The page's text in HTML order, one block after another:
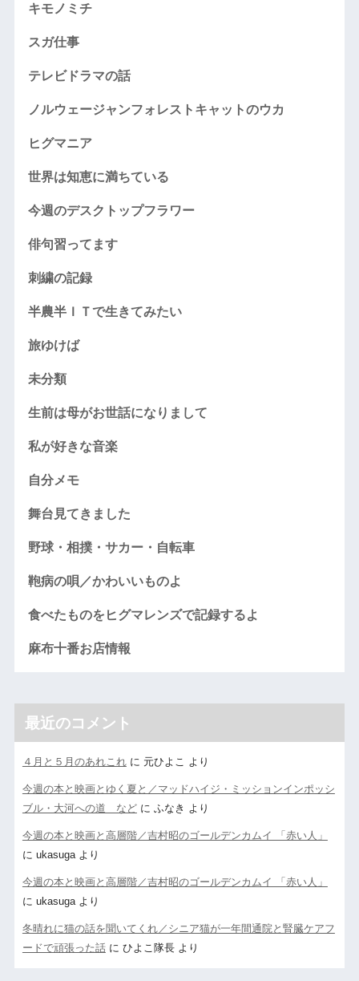
キモノミチ
スガ仕事
テレビドラマの話
ノルウェージャンフォレストキャットのウカ
ヒグマニア
世界は知恵に満ちている
今週のデスクトップフラワー
俳句習ってます
刺繍の記録
半農半ＩＴで生きてみたい
旅ゆけば
未分類
生前は母がお世話になりまして
私が好きな音楽
自分メモ
舞台見てきました
野球・相撲・サカー・自転車
鞄病の唄／かわいいものよ
食べたものをヒグマレンズで記録するよ
麻布十番お店情報
最近のコメント
４月と５月のあれこれに 元ひよこ より
今週の本と映画とゆく夏と／マッドハイジ・ミッションインポッシ
ブル・大河への道 などに ふなき より
今週の本と映画と高層階／吉村昭のゴールデンカムイ 「赤い人」
に ukasugaより
今週の本と映画と高層階／吉村昭のゴールデンカムイ 「赤い人」
に ukasugaより
冬晴れに猫の話を聞いてくれ／シニア猫が一年間通院と腎臓ケアフ
ードで頑張った話に ひよこ隊長より